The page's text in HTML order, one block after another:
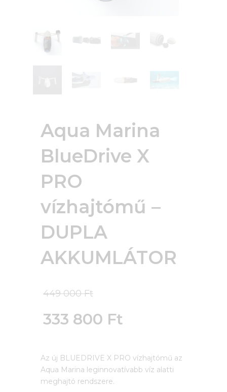
Aqua Marina
BlueDrive X
PRO
vízhajtómű –
DUPLA
AKKUMLÁTOR
449 000Ft
price
449
000 Ft.
333 800 Ft
price
is:
Az új BLUEDRIVE X PRO vízhajtómű az
Aqua Marina leginnovatívabb víz alatti
meghajtó rendszere.